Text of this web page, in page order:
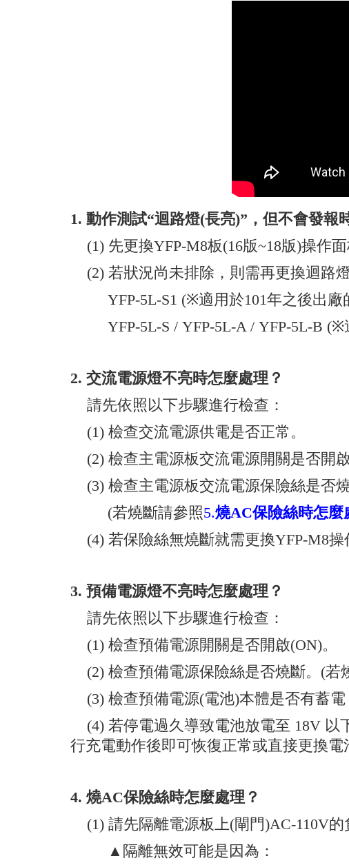
1. 動作測試“迴路燈(長亮)”，但不會發報
(1) 先更換YFP-M8板(16版~18版)操作面
(2) 若狀況尚未排除，則需再更換迴路
YFP-5L-S1 (※適用於101年之後出廠
YFP-5L-S / YFP-5L-A / YFP-5L-B (※
2. 交流電源燈不亮時怎麼處理？
請先依照以下步驟進行檢查：
(1) 檢查交流電源供電是否正常。
(2) 檢查主電源板交流電源開關是否開啟
(3) 檢查主電源板交流電源保險絲是否燒
(若燒斷請參照5.燒AC保險絲時怎麼
(4) 若保險絲無燒斷就需更換YFP-M8操
3. 預備電源燈不亮時怎麼處理？
請先依照以下步驟進行檢查：
(1) 檢查預備電源開關是否開啟(ON)。
(2) 檢查預備電源保險絲是否燒斷。(若
(3) 檢查預備電源(電池)本體是否有蓄電
(4) 若停電過久導致電池放電至 18V 以
行充電動作後即可恢復正常或直接更換電
4. 燒AC保險絲時怎麼處理？
(1) 請先隔離電源板上(閘門)AC-110V的
▲隔離無效可能是因為：